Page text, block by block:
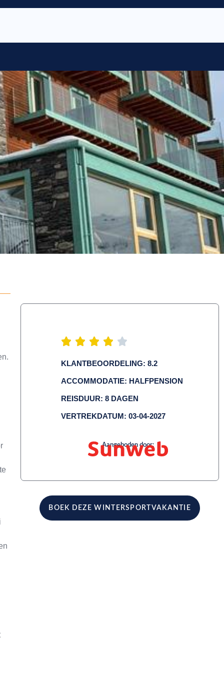
KLANTBEOORDELING: 8.2
ACCOMMODATIE: HALFPENSION
REISDUUR: 8 DAGEN
VERTREKDATUM: 03-04-2027
Aangeboden door:
BOEK DEZE WINTERSPORTVAKANTIE